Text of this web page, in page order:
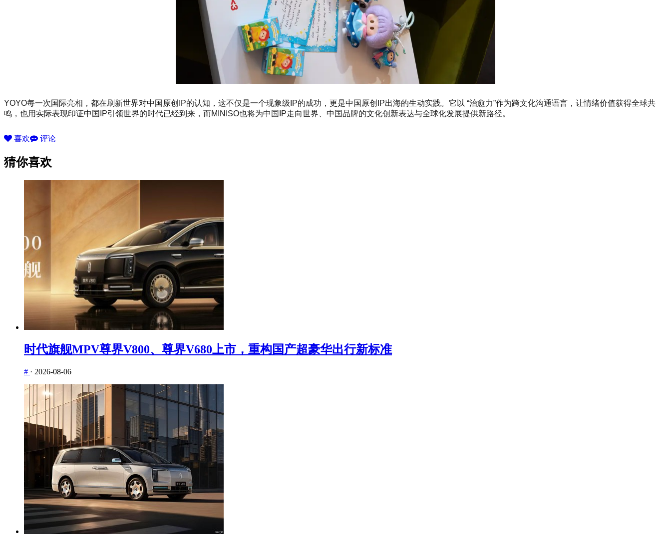
YOYO每一次国际亮相，都在刷新世界对中国原创IP的认知，这不仅是一个现象级IP的成功，更是中国原创IP出海的生动实践。它以 “治愈力”作为跨文化沟通语言，让情绪价值获得全球共
鸣，也用实际表现印证中国IP引领世界的时代已经到来，而MINISO也将为中国IP走向世界、中国品牌的文化创新表达与全球化发展提供新路径。
喜欢 评论
猜你喜欢
时代旗舰MPV尊界V800、尊界V680上市，重构国产超豪华出行新标准
# · 2026-08-06